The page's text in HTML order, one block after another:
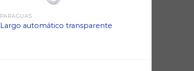
PARAGUAS
Largo automático transparente